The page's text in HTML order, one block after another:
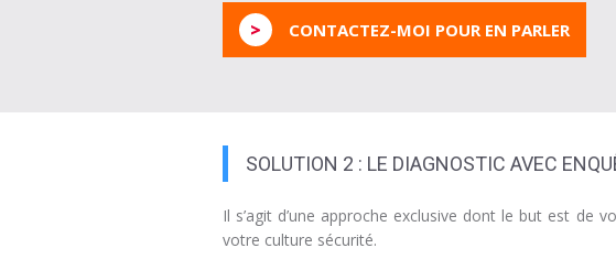
> CONTACTEZ-MOI POUR EN PARLER
SOLUTION 2 : LE DIAGNOSTIC AVEC
Il s’agit d’une approche exclusive dont le but est de
votre culture sécurité.